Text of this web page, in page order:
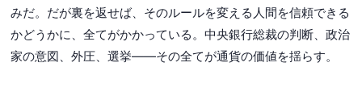
みだ。だが裏を返せば、そのルールを変える人間を信頼できる
かどうかに、全てがかかっている。中央銀行総裁の判断、政治
家の意図、外圧、選挙——その全てが通貨の価値を揺らす。